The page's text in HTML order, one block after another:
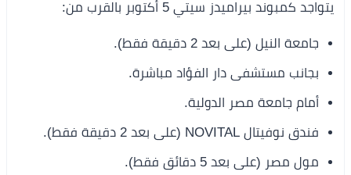
يتواجد كمبوند بيراميدز سيتي 5 أكتوبر بالقرب من:
جامعة النيل (على بعد 2 دقيقة فقط).
بجانب مستشفى دار الفؤاد مباشرة.
أمام جامعة مصر الدولية.
فندق نوفيتال NOVITAL (على بعد 2 دقيقة فقط).
مول مصر (على بعد 5 دقائق فقط).